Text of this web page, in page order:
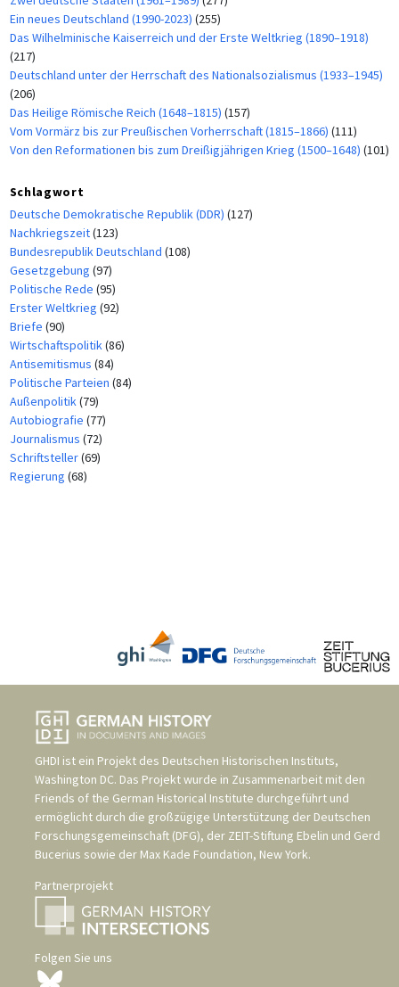
Ein neues Deutschland (1990-2023) (255)
Das Wilhelminische Kaiserreich und der Erste Weltkrieg (1890–1918)
(217)
Deutschland unter der Herrschaft des Nationalsozialismus (1933–1945)
(206)
Das Heilige Römische Reich (1648–1815) (157)
Vom Vormärz bis zur Preußischen Vorherrschaft (1815–1866) (111)
Von den Reformationen bis zum Dreißigjährigen Krieg (1500–1648) (101)
Schlagwort
Deutsche Demokratische Republik (DDR) (127)
Nachkriegszeit(123)
Bundesrepublik Deutschland (108)
Gesetzgebung (97)
Politische Rede (95)
Erster Weltkrieg (92)
Briefe (90)
Wirtschaftspolitik(86)
Antisemitismus (84)
Politische Parteien (84)
Außenpolitik(79)
Autobiografie (77)
Journalismus (72)
Schriftsteller(69)
Regierung (68)
GHDI ist ein Projekt des Deutschen Historischen Instituts,
Washington DC. Das Projekt wurde in Zusammenarbeit mit den
Friends of the German Historical Institute durchgeführt und
ermöglicht durch die großzügige Unterstützung der Deutschen
Forschungsgemeinschaft (DFG), der ZEIT-Stiftung Ebelin und Gerd
Bucerius sowie der Max Kade Foundation, New York.
Partnerprojekt
Folgen Sie uns